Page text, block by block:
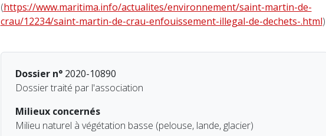
(https://www.maritima.info/actualites/environnement/saint-martin-de-
crau/12234/saint-martin-de-crau-enfouissement-illegal-de-dechets-.html)
Dossier n°2020-10890
Dossier traité par l'association
Milieux concernés
Milieu naturel à végétation basse (pelouse, lande, glacier)